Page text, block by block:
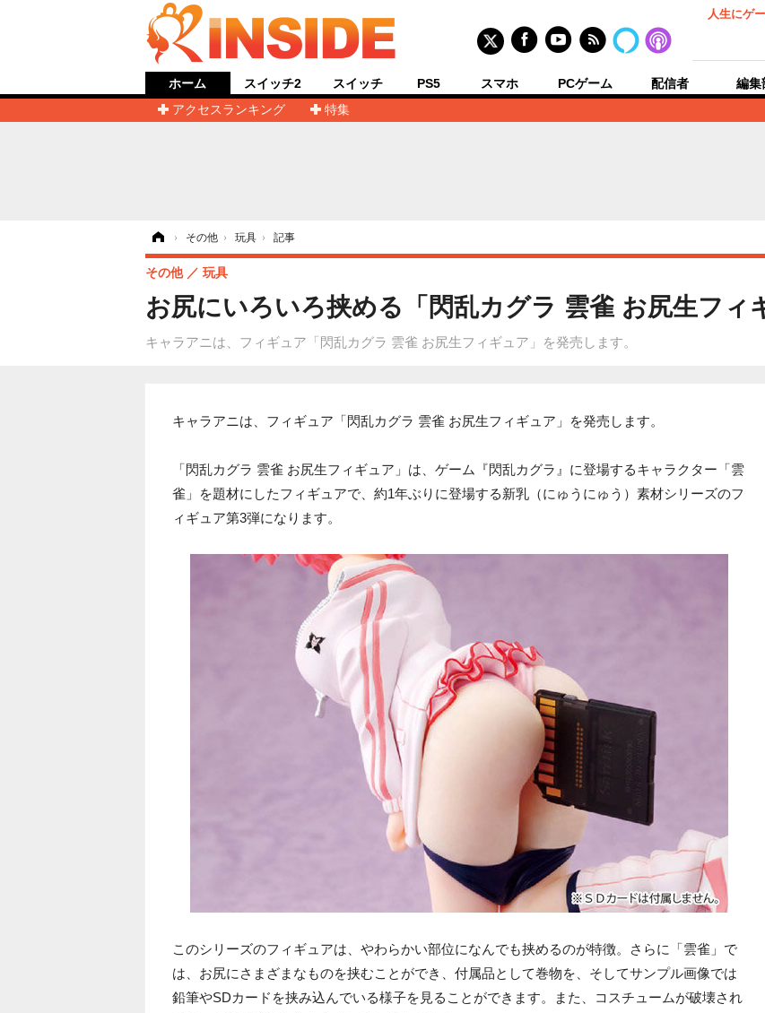
人生にゲ
ホーム
アクセスランキング
特集
スイッチ2 スイッチ PS5 スマホ PCゲーム 配信者 編集
› その他 › 玩具 › 記事
お尻にいろいろ挟める「閃乱カグラ 雲雀 お尻生フィ
キャラアニは、フィギュア「閃乱カグラ 雲雀 お尻生フィギュア」を発売します。
その他 玩具
キャラアニは、フィギュア「閃乱カグラ 雲雀 お尻生フィギュア」を発売します。
「閃乱カグラ 雲雀 お尻生フィギュア」は、ゲーム『閃乱カグラ』に登場するキャラクター「雲
雀」を題材にしたフィギュアで、約1年ぶりに登場する新乳（にゅうにゅう）素材シリーズのフ
ィギュア第3弾になります。
このシリーズのフィギュアは、やわらかい部位になんでも挟めるのが特徴。さらに「雲雀」で
は、お尻にさまざまなものを挟むことができ、付属品として巻物を、そしてサンプル画像では
鉛筆やSDカードを挟み込んでいる様子を見ることができます。また、コスチュームが破壊され